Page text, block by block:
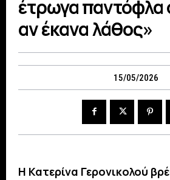
έτρωγα παντόφλα
αν έκανα λάθος»
15/05/2026
Η Κατερίνα Γερονικολού